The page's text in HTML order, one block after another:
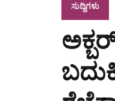
ಸುದ್ದಿಗಳು